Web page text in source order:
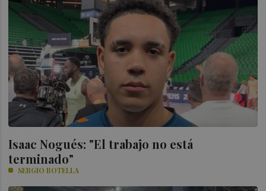
Isaac Nogués: "El trabajo no está
terminado"
SERGIO BOTELLA